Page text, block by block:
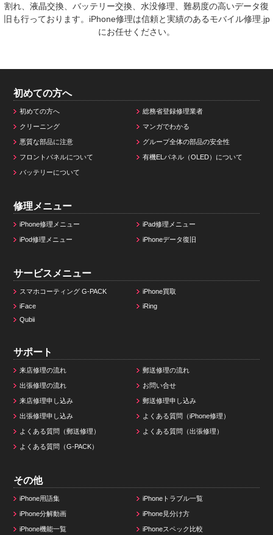
割れ、液晶交換、バッテリー交換、水没修理、難易度の高いデータ復
旧も行っております。iPhone修理は信頼と実績のあるモバイル修理.jp
にお任せください。
初めての方へ
初めての方へ 総務省登録修理業者
クリーニング マンガでわかる
悪質な部品に注意 グループ全体の部品の安全性
フロントパネルについて 有機ELパネル（OLED）について
バッテリーについて
修理メニュー
iPhone修理メニュー iPad修理メニュー
iPod修理メニュー iPhoneデータ復旧
サービスメニュー
スマホコーティング G-PACK
iPhone買取
iFace
iRing
Qubii
サポート
来店修理の流れ 郵送修理の流れ
出張修理の流れ お問い合せ
来店修理申し込み 郵送修理申し込み
出張修理申し込み よくある質問（iPhone修理）
よくある質問（郵送修理） よくある質問（出張修理）
よくある質問（G-PACK）
その他
iPhone用語集 iPhoneトラブル一覧
iPhone分解動画 iPhone見分け方
iPhone機能一覧 iPhoneスペック比較